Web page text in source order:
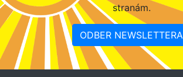
stranám.
ODBER NEWSLETTERA